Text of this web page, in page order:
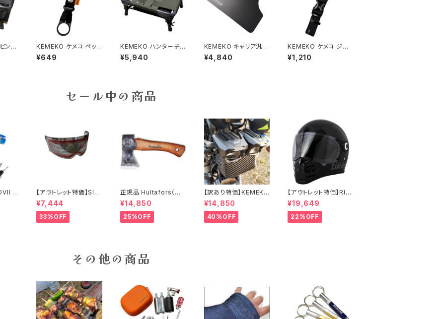
ング
KEMEKO ケメコ ペット
ボトルホルダー カラビ
ナ付
¥649
KEMEKO ハンターチェ
アーアグラ スタンダード
タイプ キャンピングシー
¥5,940
KEMEKO キャリア汎用
サポートプレート
¥4,840
KEMEKO ケメコ ジャ
ケットホルダー 荷物スト
ラップ ロングタイプ 40
¥1,210
セール中の商品
ゾ
【アウトレット特価】SIM
PSON M30用クロー
ム/ライトスモークシー
ルド
¥7,444
33%OFF
正規品 Hultafors（ハ
ルタホース）オーゲルフ
ァンミニハチェット スウ
ェーデン製 手斧
¥14,850
25%OFF
【訳あり特価】KEMEKO
＆MOTOWOLF プロ
ジェクター式補助強力
ライト＆フォグ ハンター
ライトMDL5004 オー
¥14,850
40%OFF
【アウトレット特価】RID
EZ X HELMET 数量限
定モデル 2WHEEL'S L
IFE-Mサイズ バイク用
フルフェイスヘルメット
¥19,649
22%OFF
その他の商品